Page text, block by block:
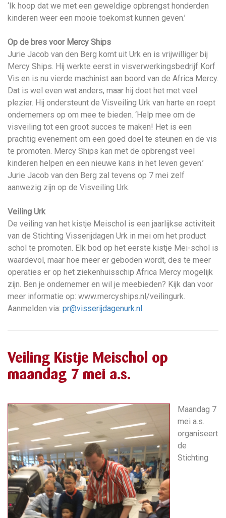
‘Ik hoop dat we met een geweldige opbrengst honderden
kinderen weer een mooie toekomst kunnen geven.’
Op de bres voor Mercy Ships
Jurie Jacob van den Berg komt uit Urk en is vrijwilliger bij
Mercy Ships. Hij werkte eerst in visverwerkingsbedrijf Korf
Vis en is nu vierde machinist aan boord van de Africa Mercy.
Dat is wel even wat anders, maar hij doet het met veel
plezier. Hij ondersteunt de Visveiling Urk van harte en roept
ondernemers op om mee te bieden. ‘Help mee om de
visveiling tot een groot succes te maken! Het is een
prachtig evenement om een goed doel te steunen en de vis
te promoten. Mercy Ships kan met de opbrengst veel
kinderen helpen en een nieuwe kans in het leven geven.’
Jurie Jacob van den Berg zal tevens op 7 mei zelf
aanwezig zijn op de Visveiling Urk.
Veiling Urk
De veiling van het kistje Meischol is een jaarlijkse activiteit
van de Stichting Visserijdagen Urk in mei om het product
schol te promoten. Elk bod op het eerste kistje Mei-schol is
waardevol, maar hoe meer er geboden wordt, des te meer
operaties er op het ziekenhuisschip Africa Mercy mogelijk
zijn. Ben je ondernemer en wil je meebieden? Kijk dan voor
meer informatie op: www.mercyships.nl/veilingurk.
Aanmelden via: pr@visserijdagenurk.nl
Veiling Kistje Meischol op
maandag 7 mei a.s.
Maandag 7
mei a.s.
organiseert
de
Stichting